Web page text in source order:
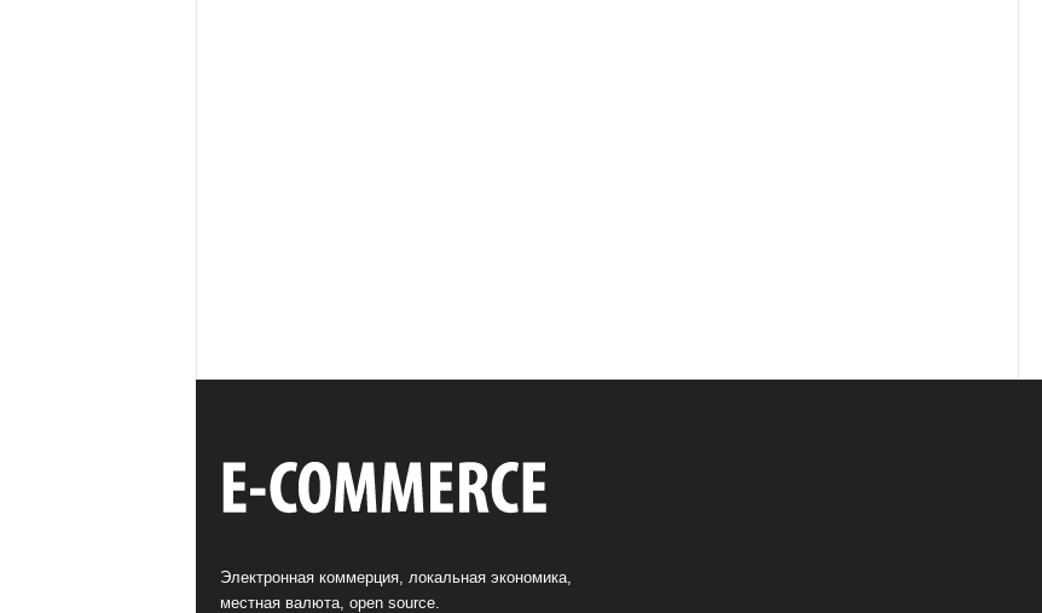
Электронная коммерция, локальная экономика,
местная валюта, open source.